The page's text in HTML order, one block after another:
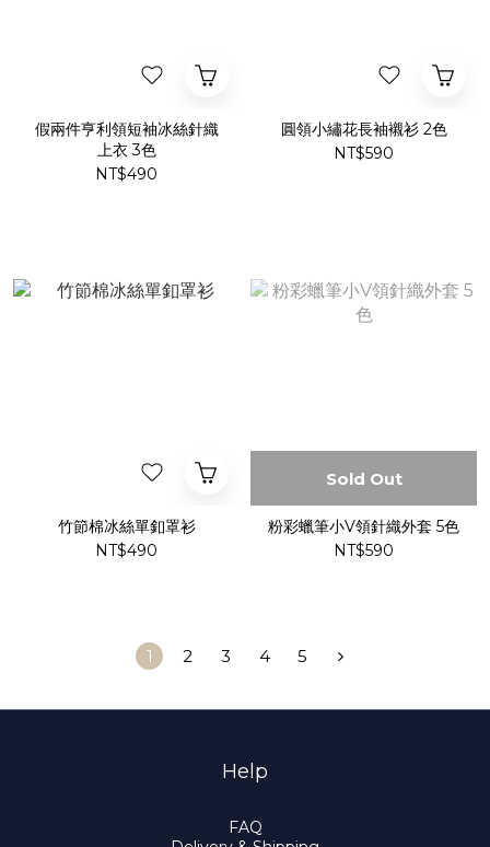
假兩件亨利領短袖冰絲針織
上衣 3色
NT$490
圓領小繡花長袖襯衫 2色
NT$590
竹節棉冰絲單釦罩衫
NT$490
Sold Out
粉彩蠟筆小V領針織外套 5色
NT$590
1 2 3 4 5
Help
FAQ